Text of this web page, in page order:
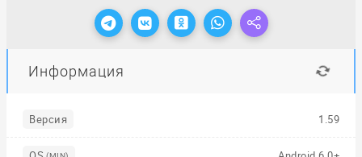
Информация
Версия 1.59